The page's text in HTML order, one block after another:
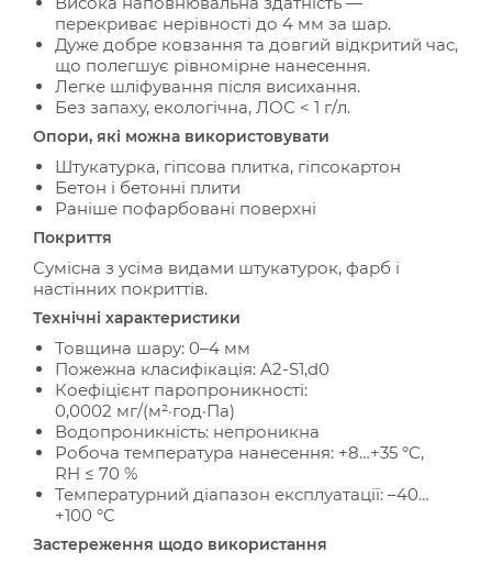
перекриває нерівності до 4 мм за шар.
Дуже добре ковзання та довгий відкритий час,
що полегшує рівномірне нанесення.
Легке шліфування після висихання.
Без запаху, екологічна, ЛОС < 1 г/л.
Опори, які можна використовувати
Штукатурка, гіпсова плитка, гіпсокартон
Бетон і бетонні плити
Раніше пофарбовані поверхні
Покриття
Сумісна з усіма видами штукатурок, фарб і
настінних покриттів.
Технічні характеристики
Товщина шару: 0–4 мм
Пожежна класифікація: A2-S1,d0
Коефіцієнт паропроникності:
0,0002 мг/(м²·год·Па)
Водопроникність: непроникна
Робоча температура нанесення: +8…+35 °C,
RH ≤ 70 %
Температурний діапазон експлуатації: –40…
+100 °C
Застереження щодо використання